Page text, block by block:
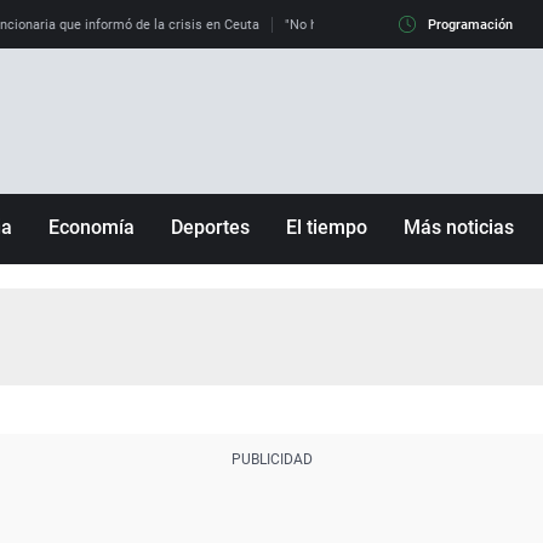
que informó de la crisis en Ceuta "No hay mafias, que no nos engañen":
Programación
Economía Deportes El tiempo Más noticias